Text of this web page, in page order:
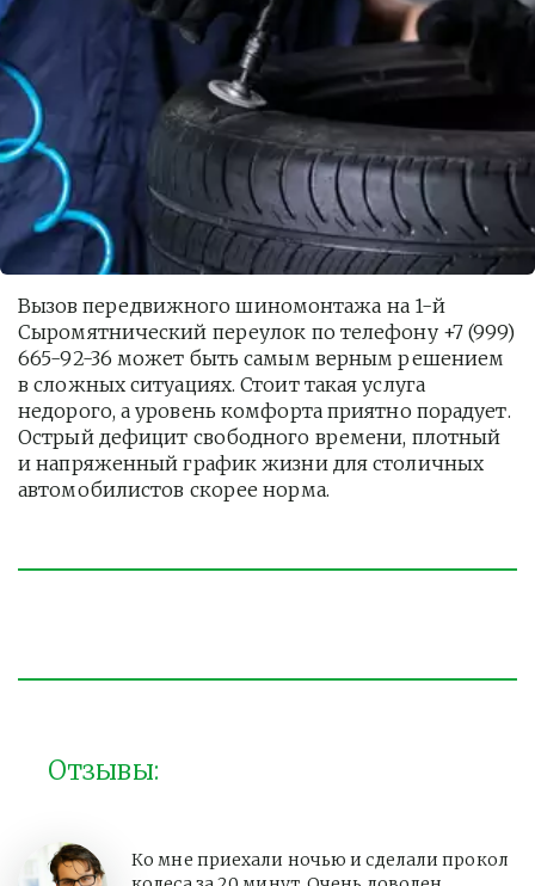
Вызов передвижного шиномонтажа на 1-й
Сыромятнический переулок по телефону +7 (999)
665-92-36 может быть самым верным решением
в сложных ситуациях. Стоит такая услуга
недорого, а уровень комфорта приятно порадует.
Острый дефицит свободного времени, плотный
и напряженный график жизни для столичных
автомобилистов скорее норма.
Отзывы:
Ко мне приехали ночью и сделали прокол